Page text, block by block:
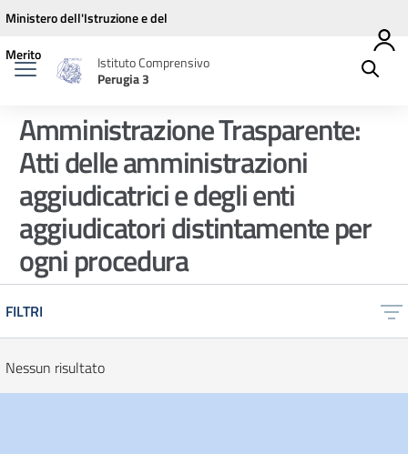
Vai ai contenuti
Vai al menu di navigazione
Vai al footer
Ministero dell'Istruzione e del
Merito
Istituto Comprensivo
Perugia 3
Amministrazione Trasparente:
Atti delle amministrazioni
aggiudicatrici e degli enti
aggiudicatori distintamente per
ogni procedura
FILTRI
Nessun risultato